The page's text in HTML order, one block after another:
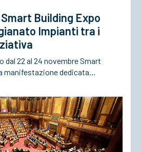
Smart Building Expo
Impianti tra i
dal 22 al 24 novembre Smart
manifestazione dedicata…